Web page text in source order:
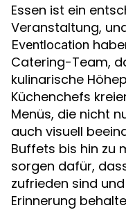
Essen ist ein
Veranstaltung,
Eventlocation
Catering-Team,
kulinarische
Küchenchefs
Menüs, die nicht
auch visuell
Buffets bis hin zu
sorgen dafür,
zufrieden sind
Erinnerung